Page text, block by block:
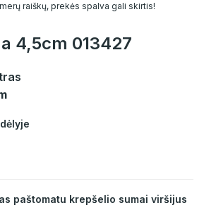
raiškų, prekės spalva gali skirtis!
4,5cm 013427
paštomatu krepšelio sumai viršijus